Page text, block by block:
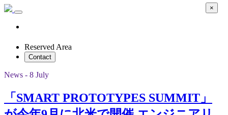
Reserved Area
Contact
News - 8 July
「SMART PROTOTYPES SUMMIT」
×